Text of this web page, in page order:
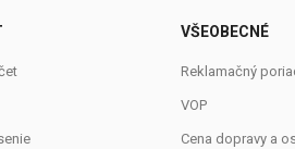
VŠEOBECNÉ
Reklamačný
VOP
Cena dopravy a